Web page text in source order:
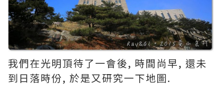
我們在光明頂待了一會後, 時間尚早, 還未
到日落時份, 於是又研究一下地圖.